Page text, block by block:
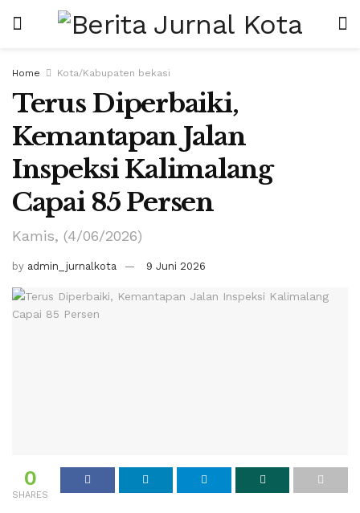
Home Kota/Kabupaten bekasi
Terus Diperbaiki,
Kemantapan Jalan
Inspeksi Kalimalang
Capai 85 Persen
Kamis, (4/06/2026)
by admin_jurnalkota 9 Juni 2026
0
SHARES